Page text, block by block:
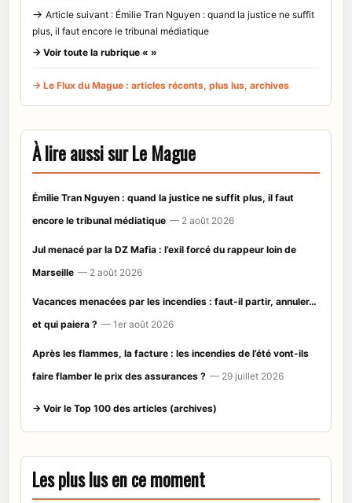
→ Article suivant : Émilie Tran Nguyen : quand la justice ne suffit
plus, il faut encore le tribunal médiatique
→ Voir toute la rubrique « »
→ Le Flux du Mague : articles récents, plus lus, archives
À lire aussi sur Le Mague
Émilie Tran Nguyen : quand la justice ne suffit plus, il faut
encore le tribunal médiatique — 2 août 2026
Jul menacé par la DZ Mafia : l’exil forcé du rappeur loin de
Marseille — 2 août 2026
Vacances menacées par les incendies : faut-il partir, annuler…
et qui paiera ? — 1er août 2026
Après les flammes, la facture : les incendies de l’été vont-ils
faire flamber le prix des assurances ? — 29 juillet 2026
→ Voir le Top 100 des articles (archives)
Les plus lus en ce moment